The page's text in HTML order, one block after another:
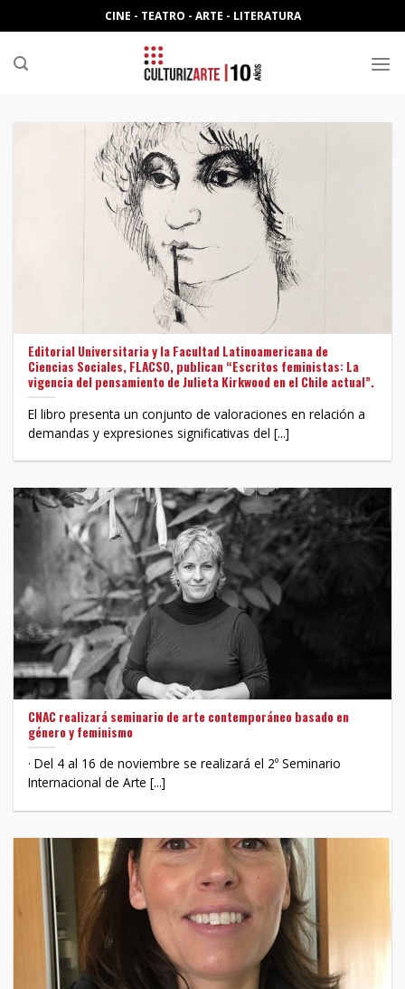
to
content
CINE - TEATRO - ARTE - LITERATURA
Editorial Universitaria y la Facultad Latinoamericana de
Ciencias Sociales, FLACSO, publican “Escritos feministas: La
vigencia del pensamiento de Julieta Kirkwood en el Chile actual”.
El libro presenta un conjunto de valoraciones en relación a
demandas y expresiones significativas del [...]
CNAC realizará seminario de arte contemporáneo basado en
género y feminismo
· Del 4 al 16 de noviembre se realizará el 2º Seminario
Internacional de Arte [...]